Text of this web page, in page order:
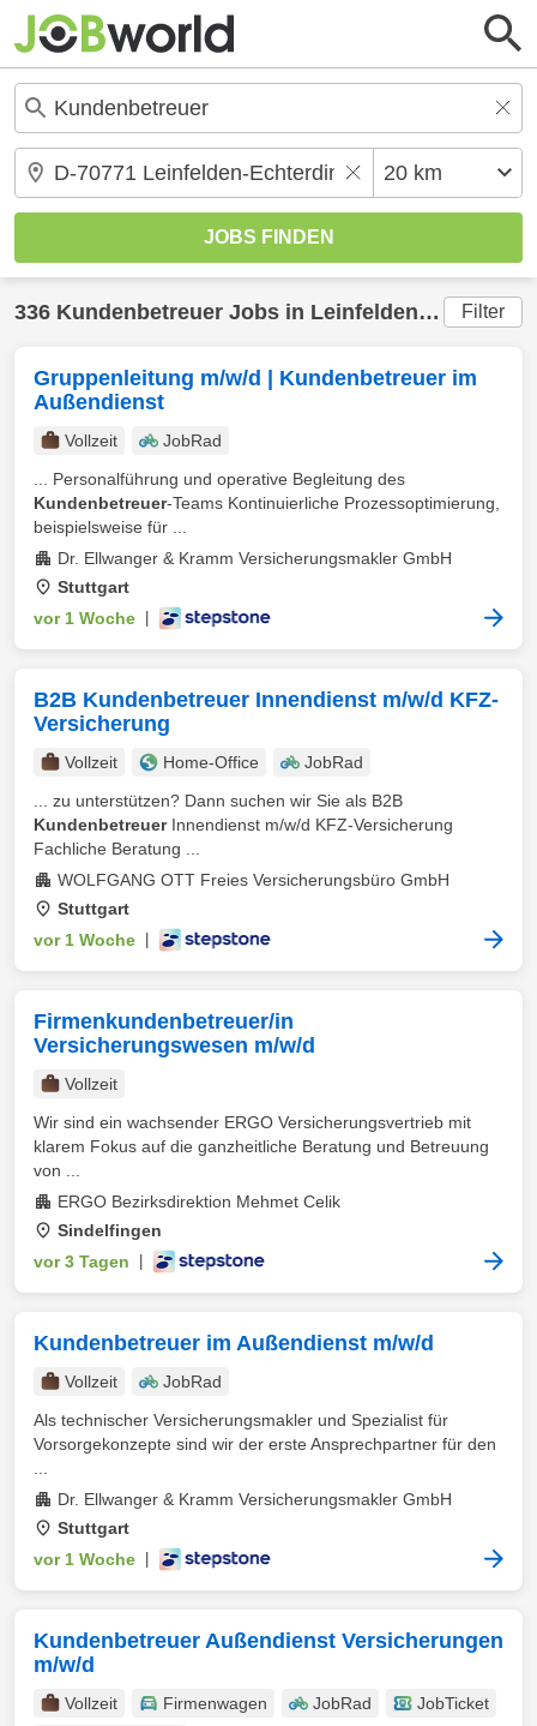
336 Kundenbetreuer Jobs in Leinfelden-Echterdingen Filter
Gruppenleitung m/w/d | Kundenbetreuer im
Außendienst
Vollzeit
JobRad
... Personalführung und operative Begleitung des
Kundenbetreuer-Teams Kontinuierliche Prozessoptimierung,
beispielsweise für ...
Dr. Ellwanger & Kramm Versicherungsmakler GmbH
Stuttgart
vor 1 Woche
B2B Kundenbetreuer Innendienst m/w/d KFZ-
Versicherung
Vollzeit Home-Office
JobRad
... zu unterstützen? Dann suchen wir Sie als B2B
KundenbetreuerInnendienst m/w/d KFZ-Versicherung
Fachliche Beratung ...
WOLFGANG OTT Freies Versicherungsbüro GmbH
Stuttgart
vor 1 Woche
Firmenkundenbetreuer/in
Versicherungswesen m/w/d
Vollzeit
Wir sind ein wachsender ERGO Versicherungsvertrieb mit
klarem Fokus auf die ganzheitliche Beratung und Betreuung
von ...
ERGO Bezirksdirektion Mehmet Celik
Sindelfingen
vor 3 Tagen
Kundenbetreuer im Außendienst m/w/d
Vollzeit
JobRad
Als technischer Versicherungsmakler und Spezialist für
Vorsorgekonzepte sind wir der erste Ansprechpartner für den
Dr. Ellwanger & Kramm Versicherungsmakler GmbH
Stuttgart
vor 1 Woche
Kundenbetreuer Außendienst Versicherungen
m/w/d
Vollzeit Firmenwagen JobRad
JobTicket